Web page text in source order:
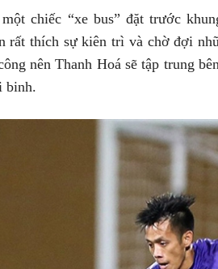
chiếc “xe bus” đặt trước
rất thích sự kiên trì và chờ đợi
nên Thanh Hoá sẽ tập trung
binh.